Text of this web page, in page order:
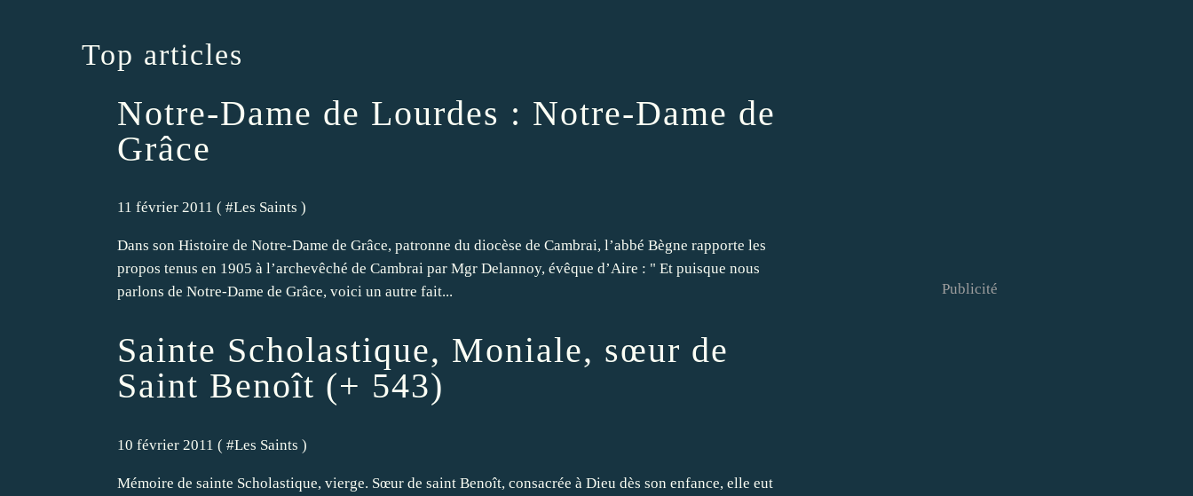
Top articles
Notre-Dame de Lourdes : Notre-Dame de
Grâce
11 février 2011 ( #Les Saints )
Dans son Histoire de Notre-Dame de Grâce, patronne du diocèse de Cambrai, l’abbé Bègne rapporte les
propos tenus en 1905 à l’archevêché de Cambrai par Mgr Delannoy, évêque d’Aire : " Et puisque nous
parlons de Notre-Dame de Grâce, voici un autre fait...
Sainte Scholastique, Moniale, sœur de
Saint Benoît (+ 543)
10 février 2011 ( #Les Saints )
Mémoire de sainte Scholastique, vierge. Sœur de saint Benoît, consacrée à Dieu dès son enfance, elle eut
Publicité